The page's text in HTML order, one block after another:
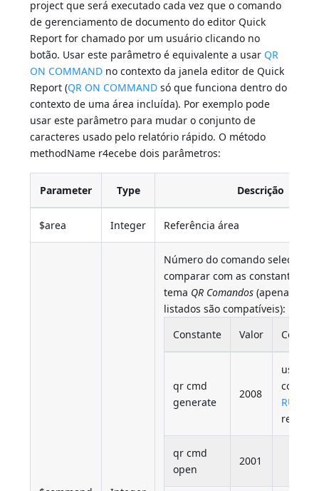
project que será executado cada vez que o comando
de gerenciamento de documento do editor Quick
Report for chamado por um usuário clicando no
botão. Usar este parâmetro é equivalente a usar QR
ON COMMAND no contexto da janela editor de Quick
Report (QR ON COMMAND só que funciona dentro do
contexto de uma área incluída). Por exemplo pode
usar este parâmetro para mudar o conjunto de
caracteres usado pelo relatório rápido. O método
methodName r4ecebe dois parâmetros:
Parameter Type Descrição
$area Integer Referência área
Número do comando
comparar com as constantes
tema QR Comandos (apenas
listados são compatíveis):
Constante
Valor
qr cmd
generate
2008
uso do
RUN
qr cmd
open
2001